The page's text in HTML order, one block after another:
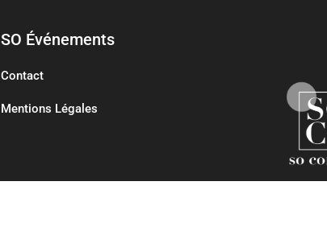
SO Événements
Contact
Mentions Légales